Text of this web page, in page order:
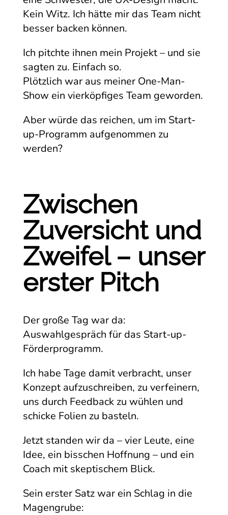
Kein Witz. Ich hätte mir das Team nicht
besser backen können.
Ich pitchte ihnen mein Projekt – und sie
sagten zu. Einfach so.
Plötzlich war aus meiner One-Man-
Show ein vierköpfiges Team geworden.
Aber würde das reichen, um im Start-
up-Programm aufgenommen zu
werden?
Zwischen
Zuversicht und
Zweifel – unser
erster Pitch
Der große Tag war da:
Auswahlgespräch für das Start-up-
Förderprogramm.
Ich habe Tage damit verbracht, unser
Konzept aufzuschreiben, zu verfeinern,
uns durch Feedback zu wühlen und
schicke Folien zu basteln.
Jetzt standen wir da – vier Leute, eine
Idee, ein bisschen Hoffnung – und ein
Coach mit skeptischem Blick.
Sein erster Satz war ein Schlag in die
Magengrube: